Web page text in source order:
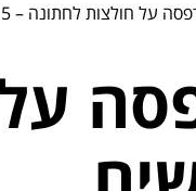
על חולצות לחתונה – 5 רעיונות לא נדושים